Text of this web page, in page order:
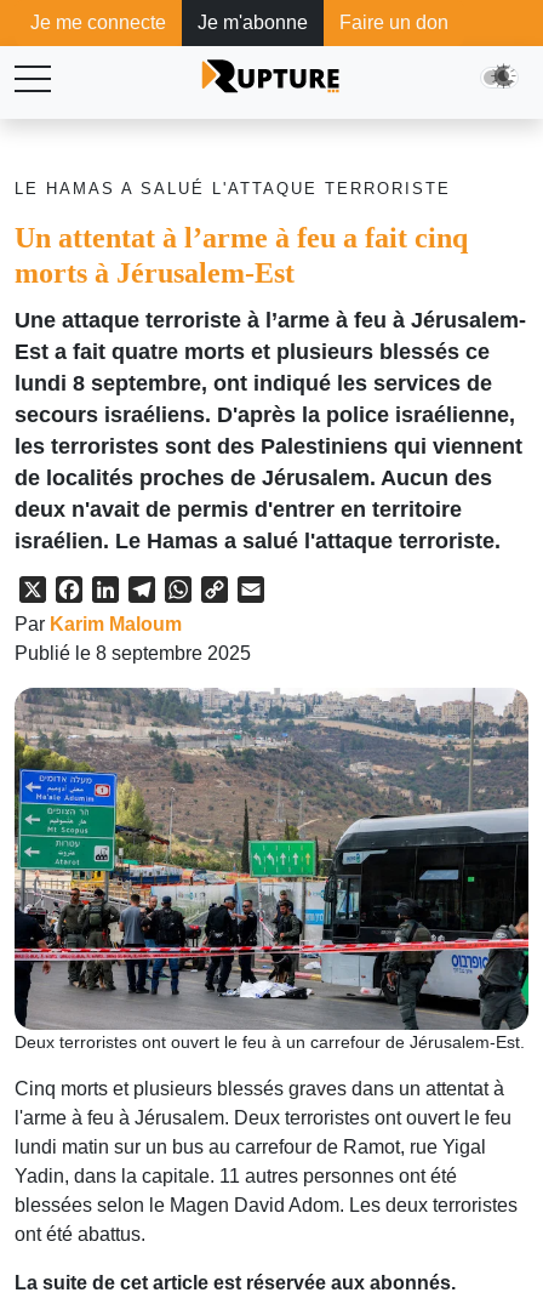
Je me connecte Je m'abonne Faire un don
LE HAMAS A SALUÉ L'ATTAQUE TERRORISTE
Un attentat à l’arme à feu a fait cinq
morts à Jérusalem-Est
Une attaque terroriste à l’arme à feu à Jérusalem-
Est a fait quatre morts et plusieurs blessés ce
lundi 8 septembre, ont indiqué les services de
secours israéliens. D'après la police israélienne,
les terroristes sont des Palestiniens qui viennent
de localités proches de Jérusalem. Aucun des
deux n'avait de permis d'entrer en territoire
israélien. Le Hamas a salué l'attaque terroriste.
X FacebookLinkedInTelegramWhatsApp
Copy
Par Karim Maloum
Publié le 8 septembre 2025
Deux terroristes ont ouvert le feu à un carrefour de Jérusalem-Est.
Cinq morts et plusieurs blessés graves dans un attentat à
l'arme à feu à Jérusalem. Deux terroristes ont ouvert le feu
lundi matin sur un bus au carrefour de Ramot, rue Yigal
Yadin, dans la capitale. 11 autres personnes ont été
blessées selon le Magen David Adom. Les deux terroristes
ont été abattus.
La suite de cet article est réservée aux abonnés.